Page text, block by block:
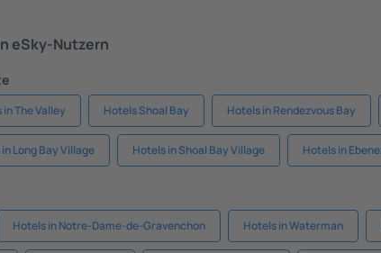
eSky-Nutzern
The Valley Hotels Shoal Bay Hotels in Rendezvous Bay
Long Bay Village Hotels in Shoal Bay Village Hotels in
Hotels in Notre-Dame-de-Gravenchon Hotels in Waterman